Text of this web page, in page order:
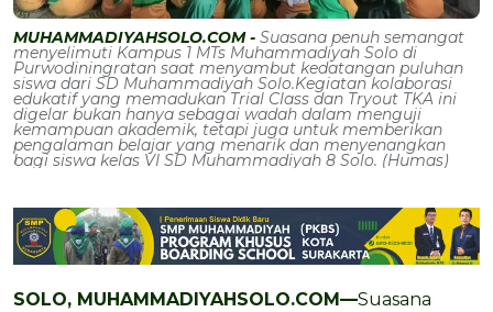
MUHAMMADIYAHSOLO.COM - Suasana penuh semangat
menyelimuti Kampus 1 MTs Muhammadiyah Solo di
Purwodiningratan saat menyambut kedatangan puluhan
siswa dari SD Muhammadiyah Solo.Kegiatan kolaborasi
edukatif yang memadukan Trial Class dan Tryout TKA ini
digelar bukan hanya sebagai wadah dalam menguji
kemampuan akademik, tetapi juga untuk memberikan
pengalaman belajar yang menarik dan menyenangkan
bagi siswa kelas VI SD Muhammadiyah 8 Solo. (Humas)
SOLO, MUHAMMADIYAHSOLO.COM—Suasana